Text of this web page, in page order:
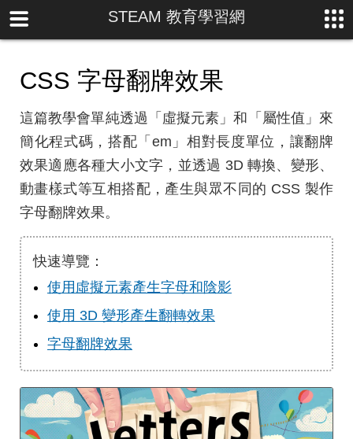
STEAM 教育學習網
CSS 字母翻牌效果
這篇教學會單純透過「虛擬元素」和「屬性值」來
簡化程式碼，搭配「em」相對長度單位，讓翻牌
效果適應各種大小文字，並透過 3D 轉換、變形、
動畫樣式等互相搭配，產生與眾不同的 CSS 製作
字母翻牌效果。
快速導覽：
使用虛擬元素產生字母和陰影
使用 3D 變形產生翻轉效果
字母翻牌效果